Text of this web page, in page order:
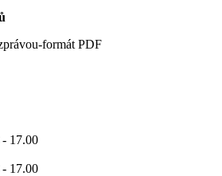
formát PDF
17.00
17.00